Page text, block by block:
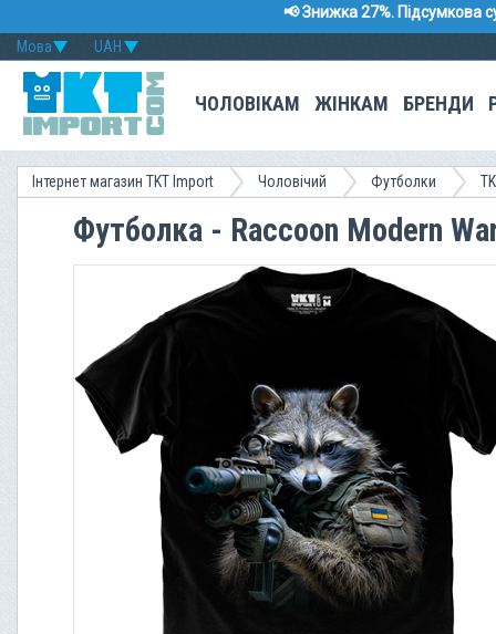
📢 Знижка 27%. Підсумкова
UAH
Мова
ЧОЛОВІКАМ ЖІНКАМ БРЕНДИ
Інтернет магазин TKT Import Чоловічий Футболки
Футболка - Raccoon Modern